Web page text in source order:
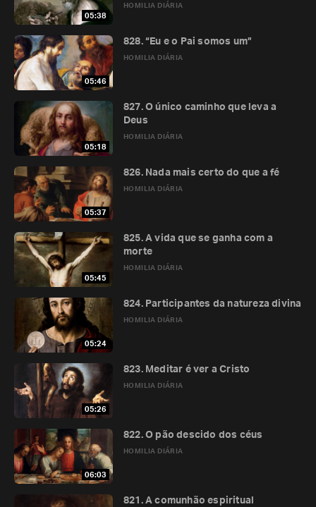
05:38
HOMILIA DIÁRIA
05:46
HOMILIA DIÁRIA
828. “Eu e o Pai somos um”
05:18
HOMILIA DIÁRIA
827. O único caminho que leva a
Deus
05:37
HOMILIA DIÁRIA
826. Nada mais certo do que a fé
05:45
HOMILIA DIÁRIA
825. A vida que se ganha com a
morte
05:24
HOMILIA DIÁRIA
824. Participantes da natureza divina
05:26
HOMILIA DIÁRIA
823. Meditar é ver a Cristo
06:03
HOMILIA DIÁRIA
822. O pão descido dos céus
821. A comunhão espiritual